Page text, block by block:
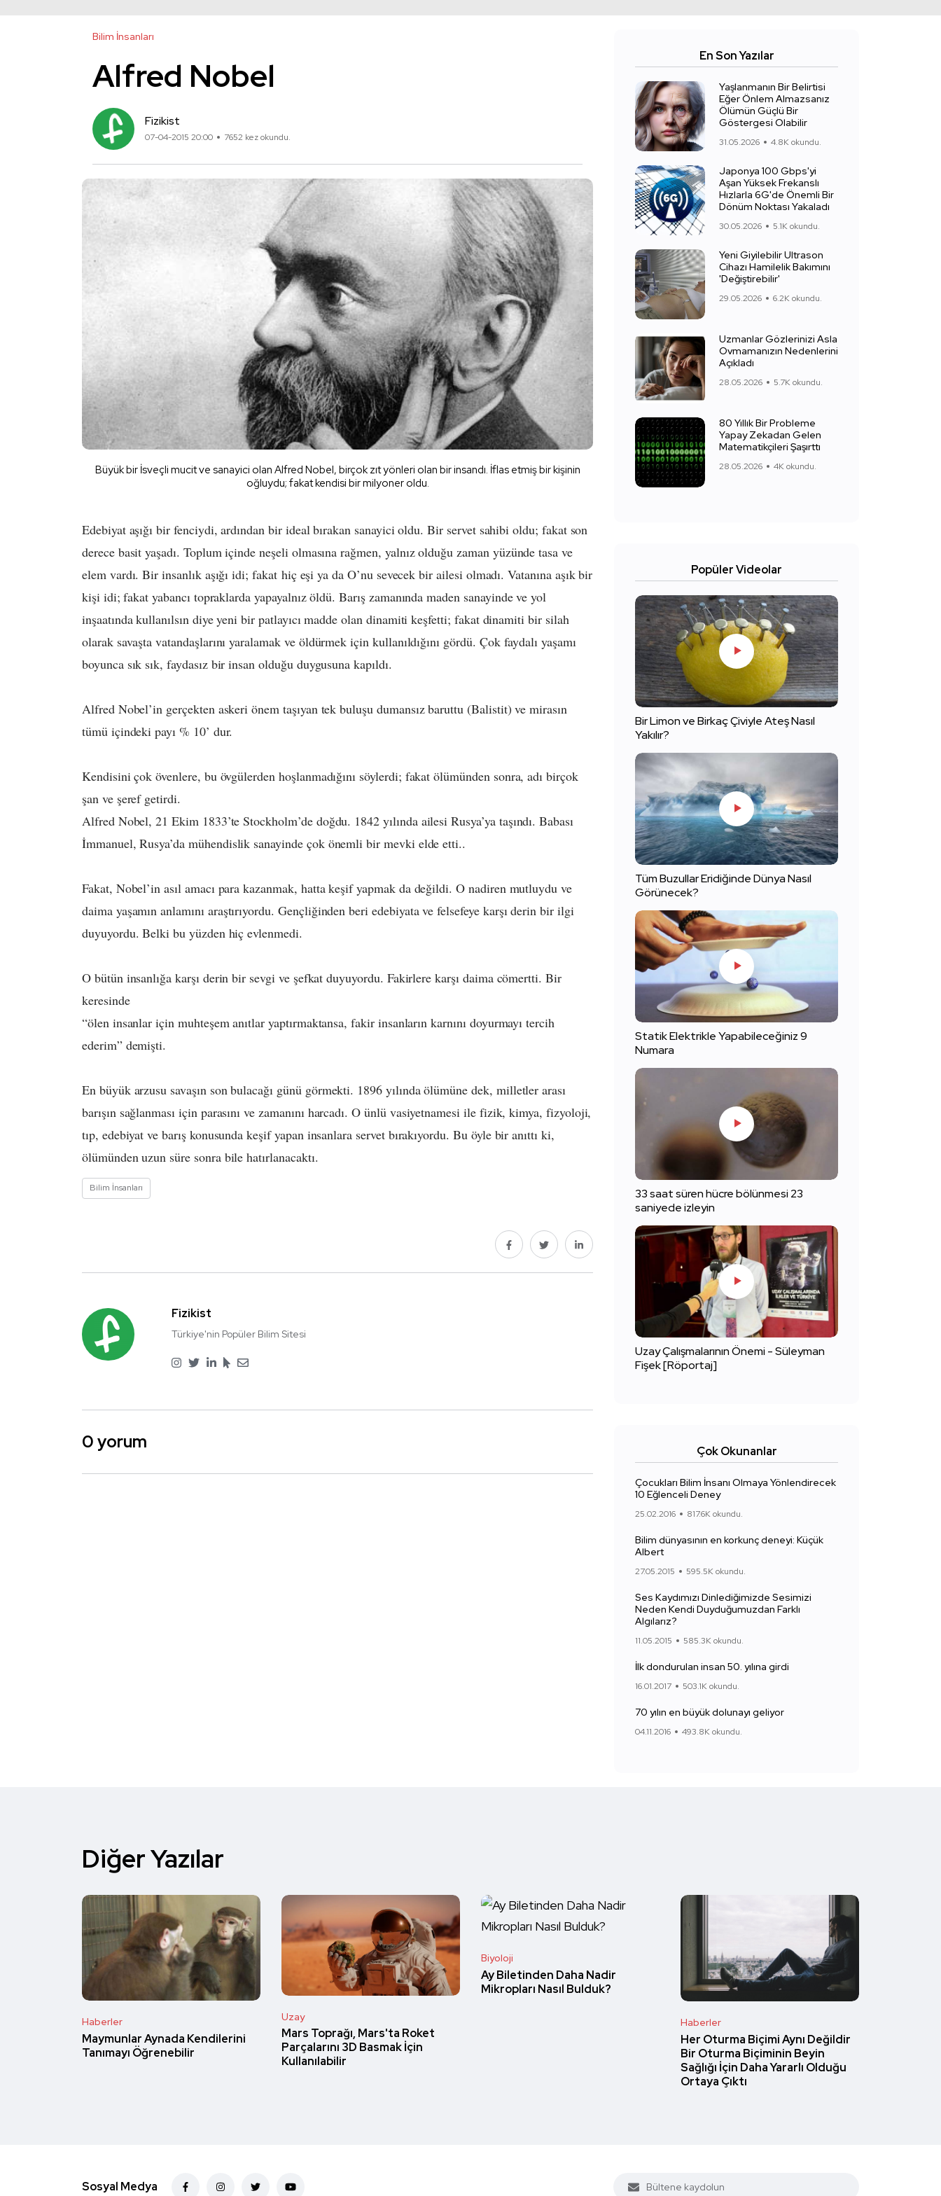
Bilim İnsanları
Alfred Nobel
Fizikist
07-04-2015 20:00 7652 kez okundu.
Büyük bir İsveçli mucit ve sanayici olan Alfred Nobel, birçok zıt yönleri olan bir insandı. İflas etmiş bir kişinin
oğluydu; fakat kendisi bir milyoner oldu.
Edebiyat aşığı bir fenciydi, ardından bir ideal bırakan sanayici oldu. Bir servet sahibi oldu; fakat son
derece basit yaşadı. Toplum içinde neşeli olmasına rağmen, yalnız olduğu zaman yüzünde tasa ve
elem vardı. Bir insanlık aşığı idi; fakat hiç eşi ya da O’nu sevecek bir ailesi olmadı. Vatanına aşık bir
kişi idi; fakat yabancı topraklarda yapayalnız öldü. Barış zamanında maden sanayinde ve yol
inşaatında kullanılsın diye yeni bir patlayıcı madde olan dinamiti keşfetti; fakat dinamiti bir silah
olarak savaşta vatandaşlarını yaralamak ve öldürmek için kullanıldığını gördü. Çok faydalı yaşamı
boyunca sık sık, faydasız bir insan olduğu duygusuna kapıldı.
Alfred Nobel’in gerçekten askeri önem taşıyan tek buluşu dumansız baruttu (Balistit) ve mirasın
tümü içindeki payı % 10’ dur.
Kendisini çok övenlere, bu övgülerden hoşlanmadığını söylerdi; fakat ölümünden sonra, adı birçok
şan ve şeref getirdi.
Alfred Nobel, 21 Ekim 1833’te Stockholm’de doğdu. 1842 yılında ailesi Rusya’ya taşındı. Babası
İmmanuel, Rusya’da mühendislik sanayinde çok önemli bir mevki elde etti..
Fakat, Nobel’in asıl amacı para kazanmak, hatta keşif yapmak da değildi. O nadiren mutluydu ve
daima yaşamın anlamını araştırıyordu. Gençliğinden beri edebiyata ve felsefeye karşı derin bir ilgi
duyuyordu. Belki bu yüzden hiç evlenmedi.
O bütün insanlığa karşı derin bir sevgi ve şefkat duyuyordu. Fakirlere karşı daima cömertti. Bir
keresinde
“ölen insanlar için muhteşem anıtlar yaptırmaktansa, fakir insanların karnını doyurmayı tercih
ederim” demişti.
En büyük arzusu savaşın son bulacağı günü görmekti. 1896 yılında ölümüne dek, milletler arası
barışın sağlanması için parasını ve zamanını harcadı. O ünlü vasiyetnamesi ile fizik, kimya, fizyoloji,
tıp, edebiyat ve barış konusunda keşif yapan insanlara servet bırakıyordu. Bu öyle bir anıttı ki,
ölümünden uzun süre sonra bile hatırlanacaktı.
Bilim İnsanları
Fizikist
Türkiye'nin Popüler Bilim Sitesi
0 yorum
En Son Yazılar
Yaşlanmanın Bir Belirtisi
Eğer Önlem Almazsanız
Ölümün Güçlü Bir
Göstergesi Olabilir
31.05.2026 4.8K okundu.
Japonya 100 Gbps'yi
Aşan Yüksek Frekanslı
Hızlarla 6G'de Önemli Bir
Dönüm Noktası Yakaladı
30.05.2026 5.1K okundu.
Yeni Giyilebilir Ultrason
Cihazı Hamilelik Bakımını
'Değiştirebilir'
29.05.2026 6.2K okundu.
Uzmanlar Gözlerinizi Asla
Ovmamanızın Nedenlerini
Açıkladı
28.05.2026 5.7K okundu.
80 Yıllık Bir Probleme
Yapay Zekadan Gelen
Matematikçileri Şaşırttı
28.05.2026 4K okundu.
Popüler Videolar
Bir Limon ve Birkaç Çiviyle Ateş Nasıl
Yakılır?
Tüm Buzullar Eridiğinde Dünya Nasıl
Görünecek?
Statik Elektrikle Yapabileceğiniz 9
Numara
33 saat süren hücre bölünmesi 23
saniyede izleyin
Uzay Çalışmalarının Önemi - Süleyman
Fişek [Röportaj]
Çok Okunanlar
Çocukları Bilim İnsanı Olmaya Yönlendirecek
10 Eğlenceli Deney
25.02.2016 817.6K okundu.
Bilim dünyasının en korkunç deneyi: Küçük
Albert
27.05.2015 595.5K okundu.
Ses Kaydımızı Dinlediğimizde Sesimizi
Neden Kendi Duyduğumuzdan Farklı
Algılarız?
11.05.2015 585.3K okundu.
İlk dondurulan insan 50. yılına girdi
16.01.2017 503.1K okundu.
70 yılın en büyük dolunayı geliyor
04.11.2016 493.8K okundu.
Diğer Yazılar
Haberler
Maymunlar Aynada Kendilerini
Tanımayı Öğrenebilir
Uzay
Mars Toprağı, Mars'ta Roket
Parçalarını 3D Basmak İçin
Kullanılabilir
Biyoloji
Ay Biletinden Daha Nadir
Mikropları Nasıl Bulduk?
Haberler
Her Oturma Biçimi Aynı Değildir
Bir Oturma Biçiminin Beyin
Sağlığı İçin Daha Yararlı Olduğu
Ortaya Çıktı
Sosyal Medya